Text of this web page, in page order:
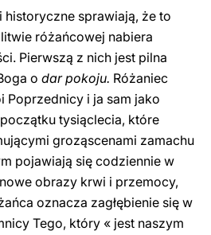
historyczne sprawiają, że to
różańcowej nabiera
Pierwszą z nich jest pilna
o dar pokoju. Różaniec
Poprzednicy i ja sam jako
tysiąclecia, które
groząscenami zamachu
pojawiają się codziennie w
obrazy krwi i przemocy,
oznacza zagłębienie się w
Tego, który « jest naszym